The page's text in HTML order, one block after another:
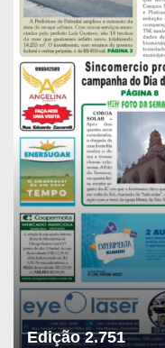
Edição 2.751